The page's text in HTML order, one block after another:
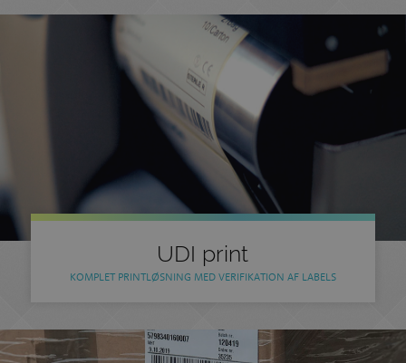
UDI print
KOMPLET PRINTLØSNING MED VERIFIKATION AF LABELS